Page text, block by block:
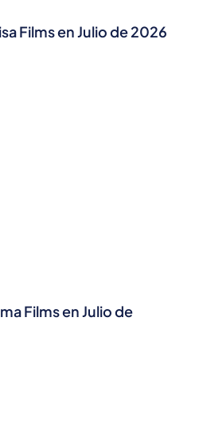
Films en Julio de 2026
Films en Julio de